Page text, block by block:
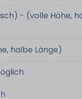
- (volle Höhe,
halbe Länge)